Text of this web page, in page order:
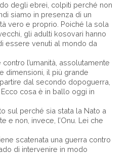
degli ebrei, colpiti perché non
siamo in presenza di un
vero e proprio. Poiché la sola
gli adulti kosovari hanno
essere venuti al mondo da
l’umanità, assolutamente
dimensioni, il più grande
dal secondo dopoguerra,
cosa è in ballo oggi in
sul perché sia stata la Nato a
e non, invece, l’Onu. Lei che
scatenata una guerra contro
di intervenire in modo